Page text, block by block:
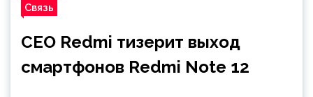
Связь
CEO Redmi тизерит выход
смартфонов Redmi Note 12